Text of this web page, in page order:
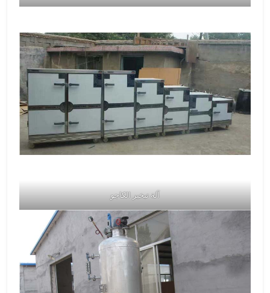
آلة تبخير الكاجو